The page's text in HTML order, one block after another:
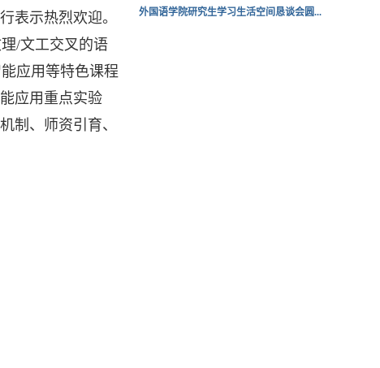
表示热烈欢迎。
/文工交叉的语
应用等特色课程
应用重点实验
制、师资引育、
外国语学院研究生学习生活空间恳谈会圆...